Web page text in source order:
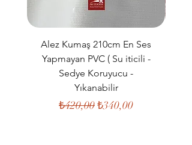
Alez Kumaş 210cm En Ses
Yapmayan PVC ( Su iticili -
Sedye Koruyucu -
Yıkanabilir
Normal Fiyat
₺420,00İndirimli Fiyat
₺340,00